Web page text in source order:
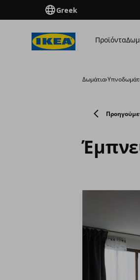
Greek
Προϊόντα
Δωμάτια›